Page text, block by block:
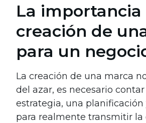
La importancia
creación de
para un
La creación de una marca
del azar, es necesario
estrategia, una planificación
para realmente transmitir la